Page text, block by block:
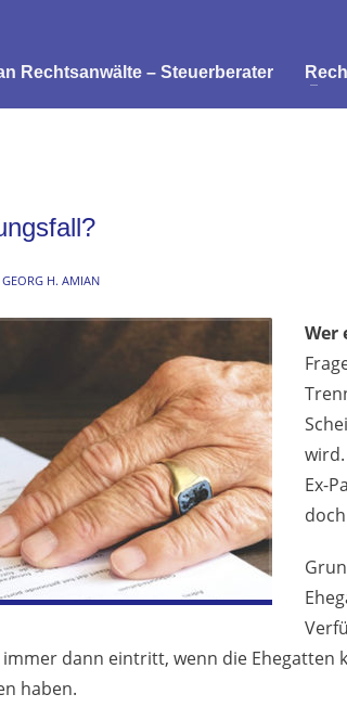
Rechtsanwälte – Steuerberater
GEORG H. AMIAN
Wer
Ex-
dann eintritt, wenn die Ehegatten
haben.